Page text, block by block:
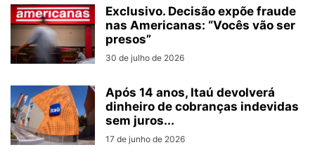
Exclusivo. Decisão expõe fraude
nas Americanas: “Vocês vão ser
presos”
30 de julho de 2026
Após 14 anos, Itaú devolverá
dinheiro de cobranças indevidas
sem juros...
17 de junho de 2026